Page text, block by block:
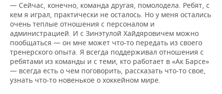
— Сейчас, конечно, команда другая, помолодела. Ребят, с
кем я играл, практически не осталось. Но у меня остались
очень теплые отношения с персоналом и
администрацией. И с Зинэтулой Хайдяровичем можно
пообщаться — он мне может что-то передать из своего
тренерского опыта. Я всегда поддерживал отношения с
ребятами из команды и с теми, кто работает в «Ак Барсе»
— всегда есть о чем поговорить, рассказать что-то свое,
узнать что-то новенькое о хоккейном мире.